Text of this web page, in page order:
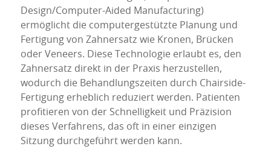
Design/Computer-Aided Manufacturing)
ermöglicht die computergestützte Planung und
Fertigung von Zahnersatz wie Kronen, Brücken
oder Veneers. Diese Technologie erlaubt es, den
Zahnersatz direkt in der Praxis herzustellen,
wodurch die Behandlungszeiten durch Chairside-
Fertigung erheblich reduziert werden. Patienten
profitieren von der Schnelligkeit und Präzision
dieses Verfahrens, das oft in einer einzigen
Sitzung durchgeführt werden kann.